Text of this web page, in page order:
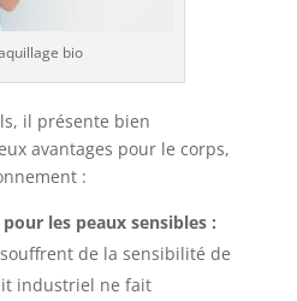
bio
il présente bien
avantages pour le corps,
:
les peaux sensibles :
de la sensibilité de
industriel ne fait